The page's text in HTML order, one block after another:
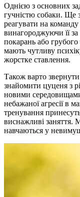
Однією з основних
гучністю собаки. Ще
реагувати на
винагороджуючи її
покарань або грубого
мають чутливу
жорстке ставлення.
Також варто
знайомити цуценя з
новими
небажаної агресії в
тренування
виснажливі заняття.
навчаються у